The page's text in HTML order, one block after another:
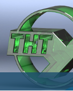
З повагою до
Skip to content